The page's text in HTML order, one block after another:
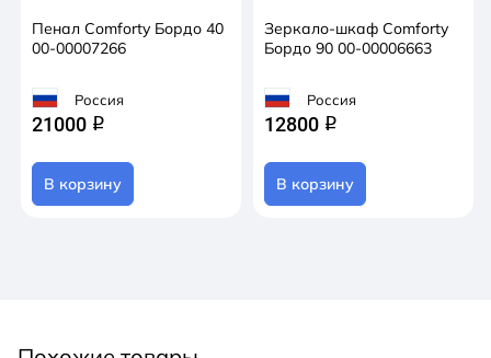
Пенал Comforty Бордо 40
00-00007266
Россия
21000 q
В корзину
Зеркало-шкаф Comforty
Бордо 90 00-00006663
Россия
12800 q
В корзину